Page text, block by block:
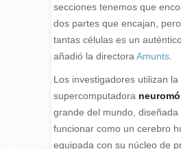
secciones tenemos que
dos partes que encajan,
tantas células es un
añadió la directora Amunts.
Los investigadores utilizan la
supercomputadora
grande del mundo, diseñada
funcionar como un cerebro
equipada con su núcleo de